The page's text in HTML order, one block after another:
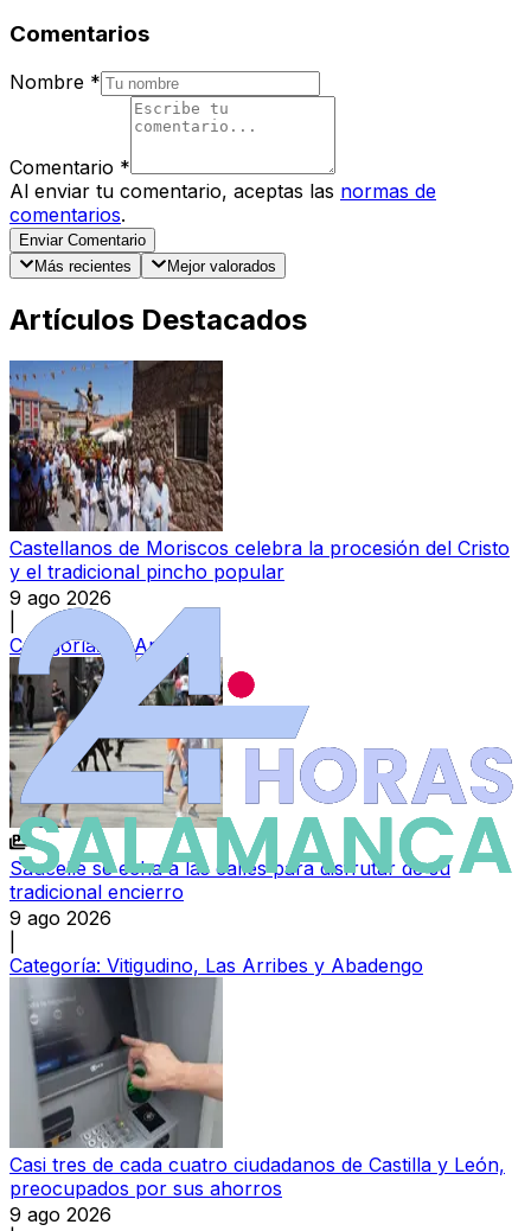
Comentarios
Nombre *
Comentario *
Al enviar tu comentario, aceptas las normas de
comentarios.
Enviar Comentario
Más recientes
Mejor valorados
Artículos Destacados
Castellanos de Moriscos celebra la procesión del Cristo
y el tradicional pincho popular
9 ago 2026
Categoría:
La Armuña
Saucelle se echa a las calles para disfrutar de su
tradicional encierro
9 ago 2026
Categoría: Vitigudino, Las Arribes y Abadengo
Casi tres de cada cuatro ciudadanos de Castilla y León,
preocupados por sus ahorros
9 ago 2026